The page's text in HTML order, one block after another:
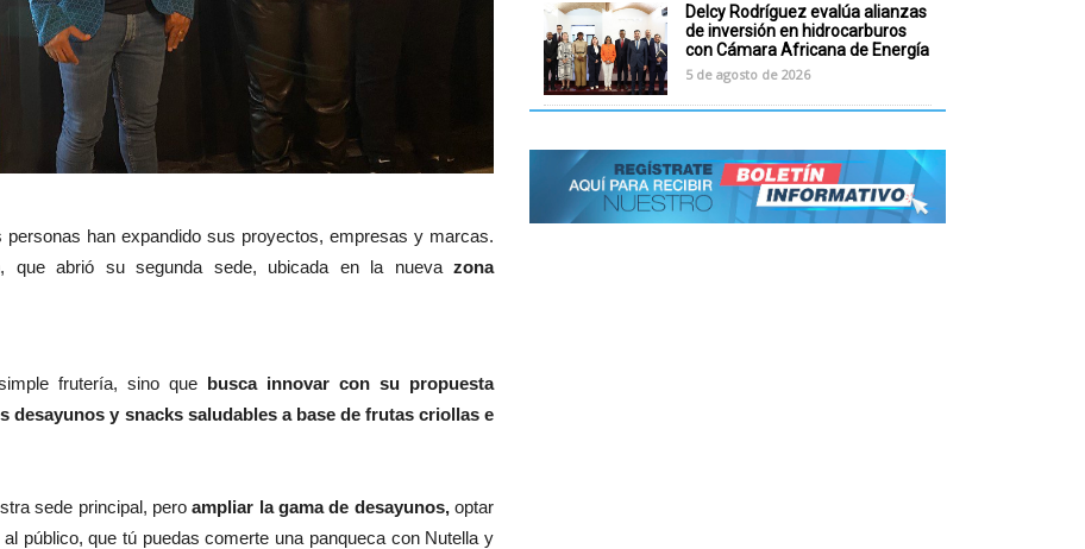
han expandido sus proyectos, empresas y marcas.
abrió su segunda sede, ubicada en la nueva zona
frutería, sino que busca innovar con su propuesta
desayunos y snacks saludables a base de frutas criollas e
sede principal, peroampliar la gama de desayunos,optar
público, que tú puedas comerte una panqueca con Nutella y
Delcy Rodríguez evalúa alianzas
de inversión en hidrocarburos
con Cámara Africana de Energía
5 de agosto de 2026